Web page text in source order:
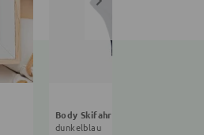
Body Skifahrer
dunkelblau